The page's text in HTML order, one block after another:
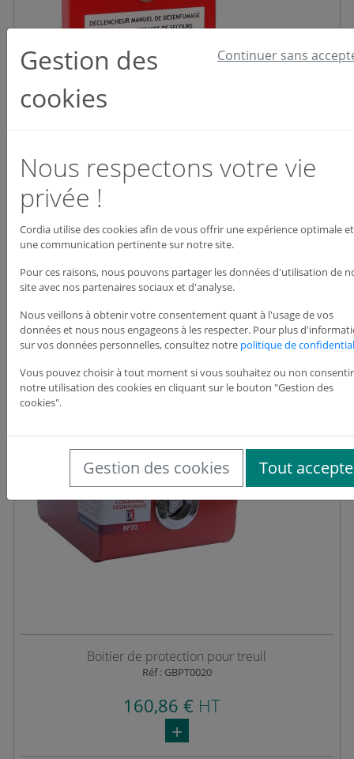
Boitier de protection pour DM de désenfumage
Réf : GBPD0001
Dispo : En stock Voir le produit
Boitier de protection pour treuil
Réf : GBPT0020
160,86 € HT
Gestion des
cookies
Continuer sans
Nous respectons votre vie
privée !
Cordia utilise des cookies afin de vous offrir une expérience optimale et
une communication pertinente sur notre site.
Pour ces raisons, nous pouvons partager les données d'utilisation de
site avec nos partenaires sociaux et d'analyse.
Nous veillons à obtenir votre consentement quant à l'usage de vos
données et nous nous engageons à les respecter. Pour plus
sur vos données personnelles, consultez notre politique de
Vous pouvez choisir à tout moment si vous souhaitez ou non
notre utilisation des cookies en cliquant sur le bouton "Gestion des
cookies".
Gestion des cookies Tout